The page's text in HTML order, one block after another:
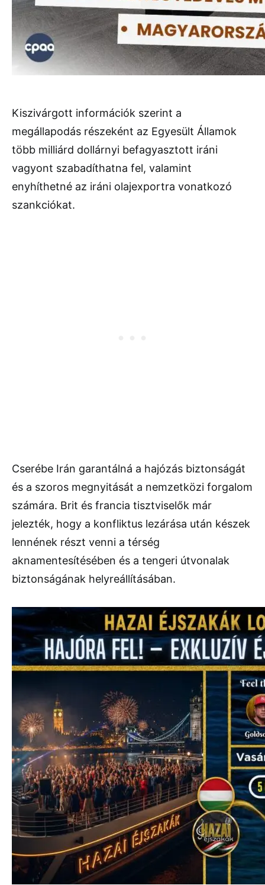
Kiszivárgott információk szerint a
megállapodás részeként az Egyesült Államok
több milliárd dollárnyi befagyasztott iráni
vagyont szabadíthatna fel, valamint
enyhíthetné az iráni olajexportra vonatkozó
szankciókat.
Cserébe Irán garantálná a hajózás biztonságát
és a szoros megnyitását a nemzetközi forgalom
számára. Brit és francia tisztviselők már
jelezték, hogy a konfliktus lezárása után készek
lennének részt venni a térség
aknamentesítésében és a tengeri útvonalak
biztonságának helyreállításában.